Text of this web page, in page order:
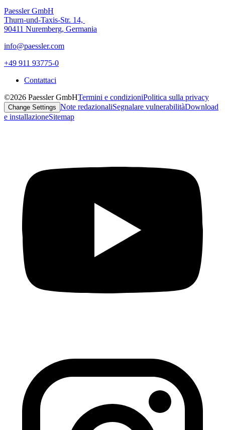
Paessler GmbH
Thurn-und-Taxis-Str. 14,
90411 Nuremberg, Germania
info@paessler.com
+49 911 93775-0
Contattaci
©2026 Paessler GmbHTermini e condizioniPolitica sulla privacy
Change Settings Note redazionaliSegnalare vulnerabilitàDownload
e installazioneSitemap